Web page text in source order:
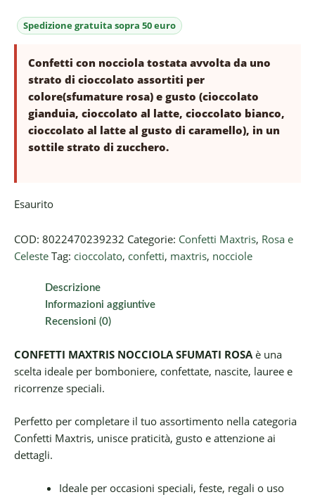
Confetti con nocciola tostata avvolta da uno
strato di cioccolato assortiti per
colore(sfumature rosa) e gusto (cioccolato
gianduia, cioccolato al latte, cioccolato bianco,
cioccolato al latte al gusto di caramello), in un
sottile strato di zucchero.
Esaurito
COD: 8022470239232 Categorie: Confetti Maxtris, Rosa e
Celeste Tag: cioccolato, confetti, maxtris, nocciole
Descrizione
Informazioni aggiuntive
Recensioni (0)
CONFETTI MAXTRIS NOCCIOLA SFUMATI ROSA è una
scelta ideale per bomboniere, confettate, nascite, lauree e
ricorrenze speciali.
Perfetto per completare il tuo assortimento nella categoria
Confetti Maxtris, unisce praticità, gusto e attenzione ai
dettagli.
Ideale per occasioni speciali, feste, regali o uso